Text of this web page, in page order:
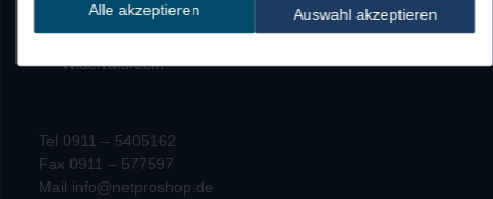
Zahlungsarten
Widerrufsrecht
Tel 0911 – 5405162
Fax 0911 – 577597
Mail info@netproshop.de
Alle akzeptieren Auswahl akzeptieren